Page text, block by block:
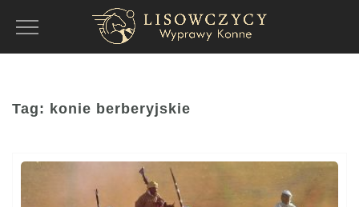
Toggle
Tag: konie berberyjskie